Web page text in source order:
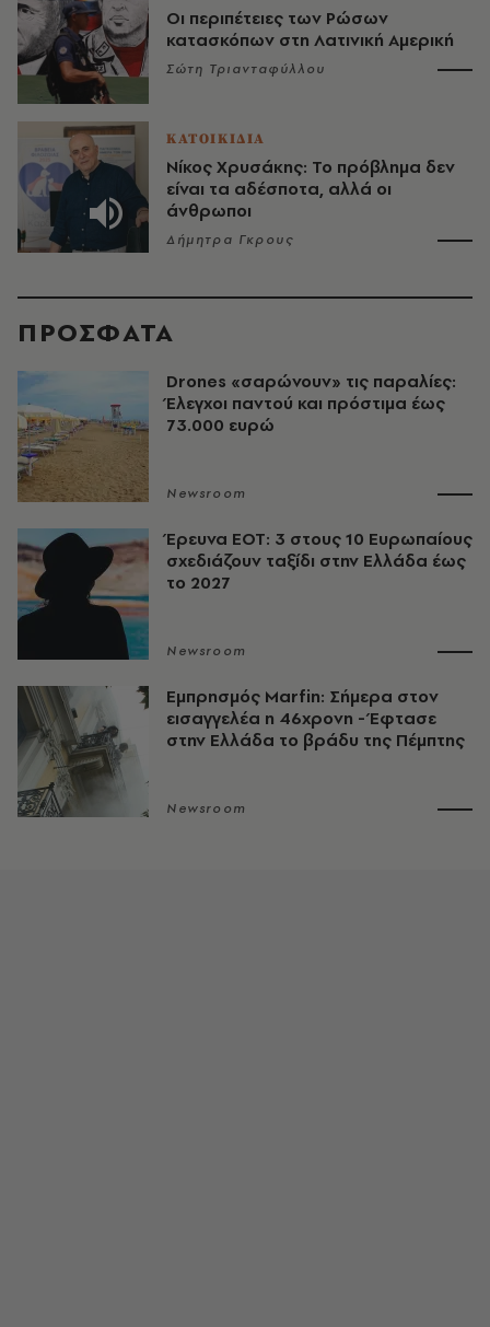
Οι περιπέτειες των Ρώσων
κατασκόπων στη Λατινική Αμερική
Σώτη Τριανταφύλλου
ΚΑΤΟΙΚΙΔΙΑ
Νίκος Χρυσάκης: Το πρόβλημα δεν
είναι τα αδέσποτα, αλλά οι
άνθρωποι
Δήμητρα Γκρους
ΠΡΟΣΦΑΤΑ
Drones «σαρώνουν» τις παραλίες:
Έλεγχοι παντού και πρόστιμα έως
73.000 ευρώ
Newsroom
Έρευνα ΕΟΤ: 3 στους 10 Ευρωπαίους
σχεδιάζουν ταξίδι στην Ελλάδα έως
το 2027
Newsroom
Εμπρησμός Marfin: Σήμερα στον
εισαγγελέα η 46χρονη - Έφτασε
στην Ελλάδα το βράδυ της Πέμπτης
Newsroom